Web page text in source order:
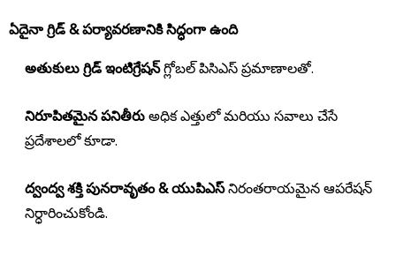
ఏదైనా గ్రిడ్ & పర్యావరణానికి సిద్ధంగా ఉంది
అతుకులు గ్రిడ్ ఇంటిగ్రేషన్గ్లోబల్ పిసిఎస్ ప్రమాణాలతో.
నిరూపితమైన పనితీరు అధిక ఎత్తులో మరియు సవాలు చేసే
ప్రదేశాలలో కూడా.
ద్వంద్వ శక్తి పునరావృతం & యుపిఎస్నిరంతరాయమైన ఆపరేషన్
నిర్ధారించుకోండి.